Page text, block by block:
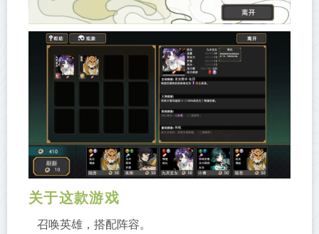
关于这款游戏
召唤英雄，搭配阵容。